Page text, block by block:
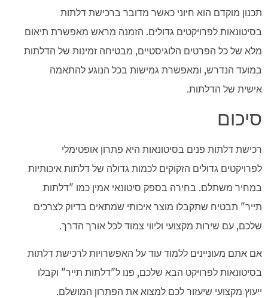
תכנון מוקדם הוא חיוני כאשר מדובר ברכישת דלתות
בסיטונאות לפרויקטים גדולים. הזמנה מראש מאפשרת תיאום
מלא של כל הפרטים הלוגיסטיים, מבטיחה זמינות של הדלתות
במועד הנדרש, ומאפשרת גמישות בכל הנוגע להתאמה
אישית של הדלתות.
סיכום
רכישת דלתות פנים בסיטונאות היא פתרון אופטימלי
לפרויקטים גדולים הזקוקים לכמות גדולה של דלתות איכותיות
במחיר משתלם. בחירה בספק סיטונאי אמין כמו "דלתות
תייר" תבטיח שתקבלו מוצר איכותי שמתאים בדיוק לצרכים
שלכם, עם שירות מקצועי וליווי צמוד לכל אורך הדרך.
אם אתם מעוניינים ללמוד עוד על האפשרויות לרכישת דלתות
בסיטונאות לפרויקט הבא שלכם, פנו ל"דלתות תייר" וקבלו
ייעוץ מקצועי שיעזור לכם למצוא את הפתרון המושלם.